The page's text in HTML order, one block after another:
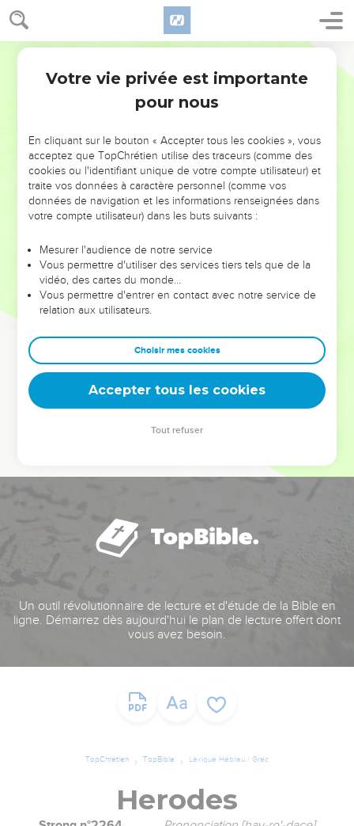
NE MANQUEZ PAS L’ÉVÉNEMENT
DE L’ANNÉE !
ET SI LEURS ERREURS POUVAIENT VOUS ÉVITER LES
VOTRES ?
leur foi ou leur vision. Mais on voit moins les doutes, les erreurs
et les saisons difficiles qu'ils ont traversés, alors même que ce
sont elles qui les ont façonnés.
Dans cette conférence, leaders, entrepreneurs, et responsables
clés pour avancer avec plus de sagesse afin que leurs erreurs
deviennent vos tremplins. Que vous guidiez un ministère, une
équipe, un groupe ou une famille, leur expérience est faite
Un outil révolutionnaire de lecture et d'étude de la Bible en
ligne. Démarrez dès aujourd'hui le plan de lecture offert dont
vous avez besoin.
TopChrétien TopBible Lexique Hébreu / Grec
Herodes
Votre vie privée est importante
pour nous
En cliquant sur le bouton « Accepter tous les cookies », vous
acceptez que TopChrétien utilise des traceurs (comme des
cookies ou l'identifiant unique de votre compte utilisateur) et
traite vos données à caractère personnel (comme vos
données de navigation et les informations renseignées dans
votre compte utilisateur) dans les buts suivants :
Mesurer l'audience de notre service
Vous permettre d'utiliser des services tiers tels que de la
vidéo, des cartes du monde…
Vous permettre d'entrer en contact avec notre service de
relation aux utilisateurs.
Choisir mes cookies
Accepter tous les cookies
Tout refuser